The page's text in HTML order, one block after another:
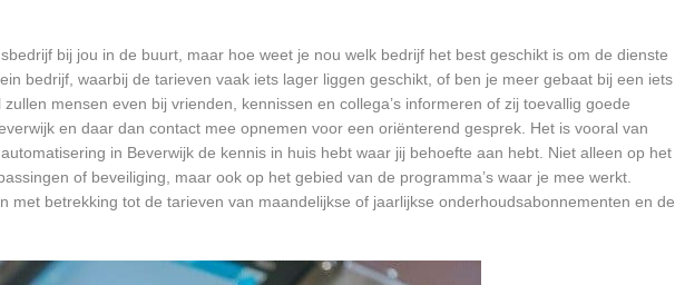
bij jou in de buurt, maar hoe weet je nou welk bedrijf het best geschikt is om de dienste
bedrijf, waarbij de tarieven vaak iets lager liggen geschikt, of ben je meer gebaat bij een iets
mensen even bij vrienden, kennissen en collega’s informeren of zij toevallig goede
en daar dan contact mee opnemen voor een oriënterend gesprek. Het is vooral van
in Beverwijk de kennis in huis hebt waar jij behoefte aan hebt. Niet alleen op het
of beveiliging, maar ook op het gebied van de programma’s waar je mee werkt.
met betrekking tot de tarieven van maandelijkse of jaarlijkse onderhoudsabonnementen en de